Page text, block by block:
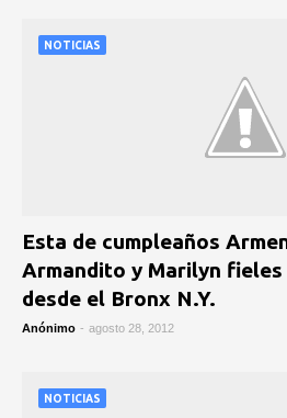
NOTICIAS
Esta de cumpleaños
Armandito y Marilyn fieles
desde el Bronx N.Y.
Anónimo - agosto 28, 2012
NOTICIAS